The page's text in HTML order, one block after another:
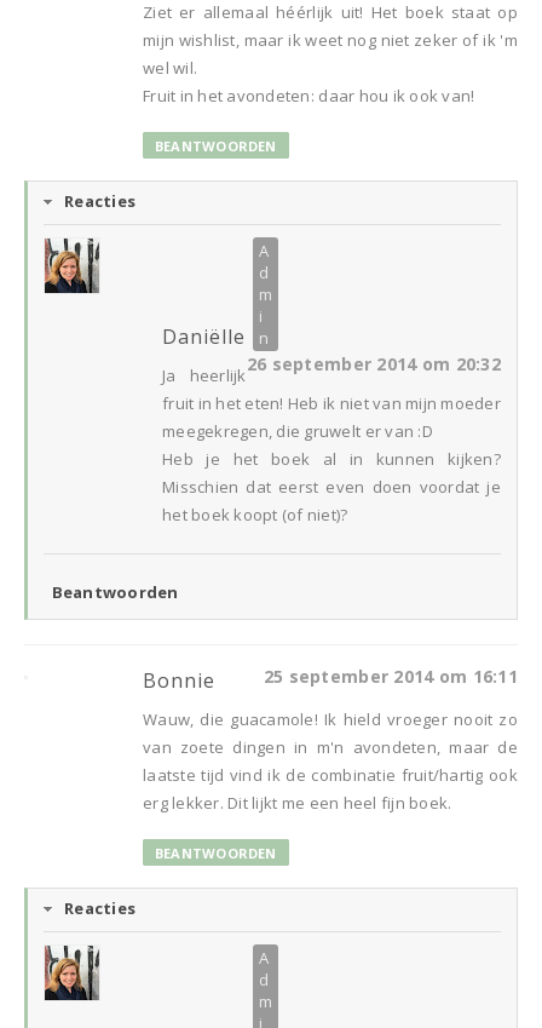
Ziet er allemaal héérlijk uit! Het boek staat op
mijn wishlist, maar ik weet nog niet zeker of ik 'm
wel wil.
Fruit in het avondeten: daar hou ik ook van!
BEANTWOORDEN
Reacties
Daniëlle
26 september 2014 om 20:32
Ja heerlijk
fruit in het eten! Heb ik niet van mijn moeder
meegekregen, die gruwelt er van :D
Heb je het boek al in kunnen kijken?
Misschien dat eerst even doen voordat je
het boek koopt (of niet)?
Beantwoorden
Bonnie 25 september 2014 om 16:11
Wauw, die guacamole! Ik hield vroeger nooit zo
van zoete dingen in m'n avondeten, maar de
laatste tijd vind ik de combinatie fruit/hartig ook
erg lekker. Dit lijkt me een heel fijn boek.
BEANTWOORDEN
Reacties